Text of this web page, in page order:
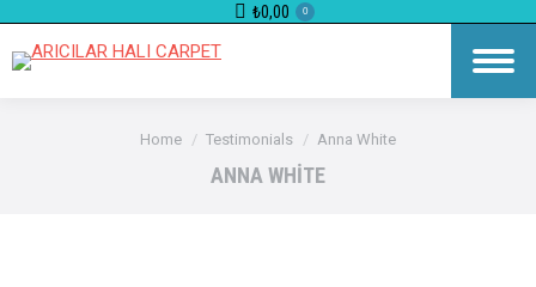
₺0,00 0
You are here:
Home Testimonials Anna White
ANNA WHITE